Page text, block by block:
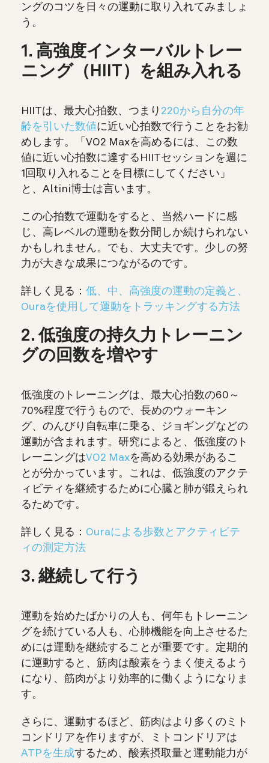
ングのコツを日々の運動に取り入れてみましょ
う。
1. 高強度インターバルトレー
ニング（HIIT）を組み入れる
HIITは、最大心拍数、つまり 220から自分の年
齢を引いた数値に近い心拍数で行うことをお勧
めします。「VO2 Maxを高めるには、この数
値に近い心拍数に達するHIITセッションを週に
1回取り入れることを目標にしてください」
と、Altini博士は言います。
この心拍数で運動をすると、当然ハードに感
じ、高レベルの運動を数分間しか続けられない
かもしれません。でも、大丈夫です。少しの努
力が大きな成果につながるのです。
詳しく見る： 低、中、高強度の運動の定義と、
Ouraを使用して運動をトラッキングする方法
2. 低強度の持久力トレーニン
グの回数を増やす
低強度のトレーニングは、最大心拍数の60～
70%程度で行うもので、長めのウォーキン
グ、のんびり自転車に乗る、ジョギングなどの
運動が含まれます。研究によると、低強度のト
レーニングはVO2 Maxを高める効果があるこ
とが分かっています。これは、低強度のアクテ
ィビティを継続するために心臓と肺が鍛えられ
るためです。
詳しく見る： Ouraによる歩数とアクティビテ
ィの測定方法
3. 継続して行う
運動を始めたばかりの人も、何年もトレーニン
グを続けている人も、心肺機能を向上させるた
めには運動を継続することが重要です。定期的
に運動すると、筋肉は酸素をうまく使えるよう
になり、筋肉がより効率的に働くようになりま
す。
さらに、運動するほど、筋肉はより多くのミト
コンドリアを作りますが、ミトコンドリアは
ATPを生成するため、酸素摂取量と運動能力が